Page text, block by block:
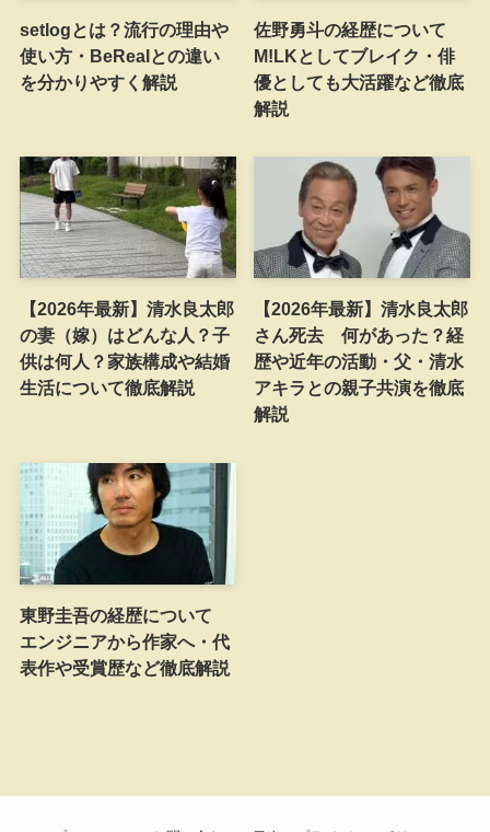
setlogとは？流行の理由や
使い方・BeRealとの違い
を分かりやすく解説
佐野勇斗の経歴について
M!LKとしてブレイク・俳
優としても大活躍など徹底
解説
【2026年最新】清水良太郎
の妻（嫁）はどんな人？子
供は何人？家族構成や結婚
生活について徹底解説
【2026年最新】清水良太郎
さん死去 何があった？経
歴や近年の活動・父・清水
アキラとの親子共演を徹底
解説
東野圭吾の経歴について
エンジニアから作家へ・代
表作や受賞歴など徹底解説